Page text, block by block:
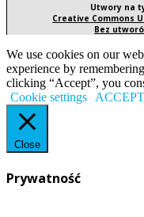
Utwory na
Creative Commons
Bez
We use cookies on our
experience by
clicking “Accept”, you
Cookie settings
ACCEPT
Close
Prywatność